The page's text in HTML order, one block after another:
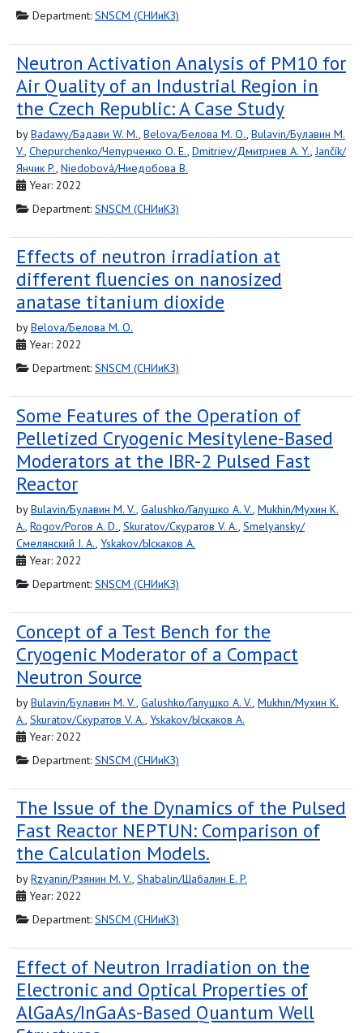
Department: SNSCM (СНИиКЗ)
Neutron Activation Analysis of PM10 for
Air Quality of an Industrial Region in
the Czech Republic: A Case Study
byBadawy/Бадави W. M., Belova/Белова M. O., Bulavin/Булавин M.
V., Chepurchenko/Чепурченко O. E., Dmitriev/Дмитриев A. Y.,Jančík/
Янчик P., Niedobová/Ниедобова B.
Year: 2022
Department: SNSCM (СНИиКЗ)
Effects of neutron irradiation at
different fluencies on nanosized
anatase titanium dioxide
byBelova/Белова M. O.
Year: 2022
Department: SNSCM (СНИиКЗ)
Some Features of the Operation of
Pelletized Cryogenic Mesitylene-Based
Moderators at the IBR-2 Pulsed Fast
Reactor
byBulavin/Булавин M. V., Galushko/Галушко A. V., Mukhin/Мухин K.
A., Rogov/Рогов A. D., Skuratov/Скуратов V. A., Smelyansky/
Смелянский I. A., Yskakov/Ыскаков A.
Year: 2022
Department: SNSCM (СНИиКЗ)
Concept of a Test Bench for the
Cryogenic Moderator of a Compact
Neutron Source
byBulavin/Булавин M. V., Galushko/Галушко A. V., Mukhin/Мухин K.
A., Skuratov/Скуратов V. A., Yskakov/Ыскаков A.
Year: 2022
Department: SNSCM (СНИиКЗ)
The Issue of the Dynamics of the Pulsed
Fast Reactor NEPTUN: Comparison of
the Calculation Models.
byRzyanin/Рзянин M. V., Shabalin/Шабалин E. P.
Year: 2022
Department: SNSCM (СНИиКЗ)
Effect of Neutron Irradiation on the
Electronic and Optical Properties of
AlGaAs/InGaAs-Based Quantum Well